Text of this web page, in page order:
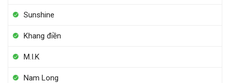
Sunshine
Khang điền
M.I.K
Nam Long